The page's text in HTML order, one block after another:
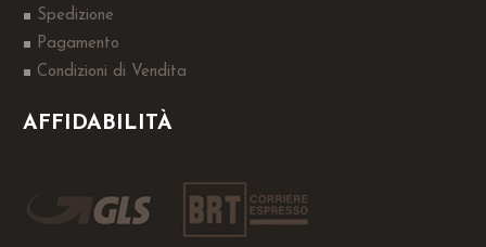
Spedizione
Pagamento
Condizioni di Vendita
AFFIDABILITÀ